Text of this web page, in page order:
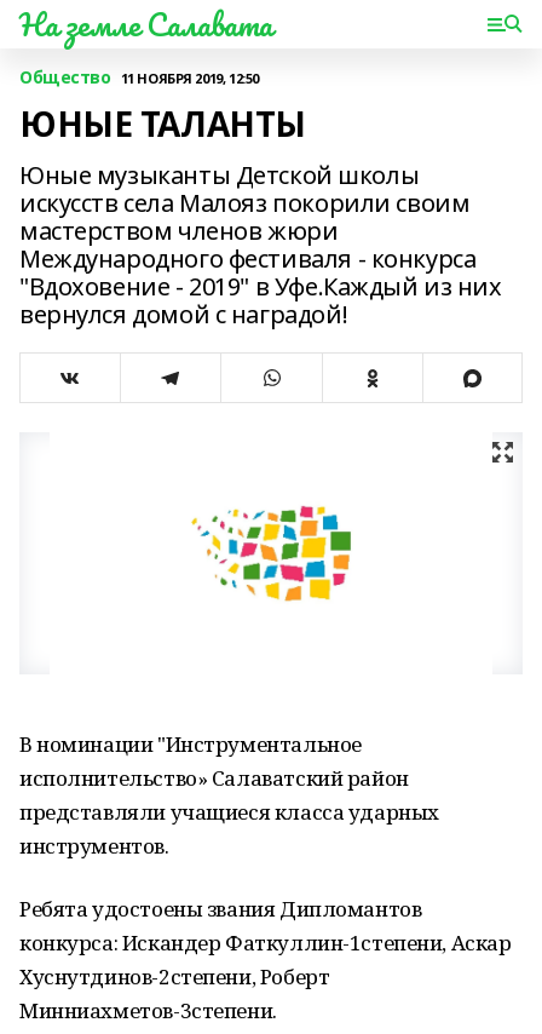
На земле Салавата
Общество 11 НОЯБРЯ 2019, 12:50
ЮНЫЕ ТАЛАНТЫ
Юные музыканты Детской школы
искусств села Малояз покорили своим
мастерством членов жюри
Международного фестиваля - конкурса
"Вдоховение - 2019" в Уфе.Каждый из них
вернулся домой с наградой!
В номинации "Инструментальное
исполнительство» Салаватский район
представляли учащиеся класса ударных
инструментов.
Ребята удостоены звания Дипломантов
конкурса: Искандер Фаткуллин-1степени, Аскар
Хуснутдинов-2степени, Роберт
Минниахметов-3степени.